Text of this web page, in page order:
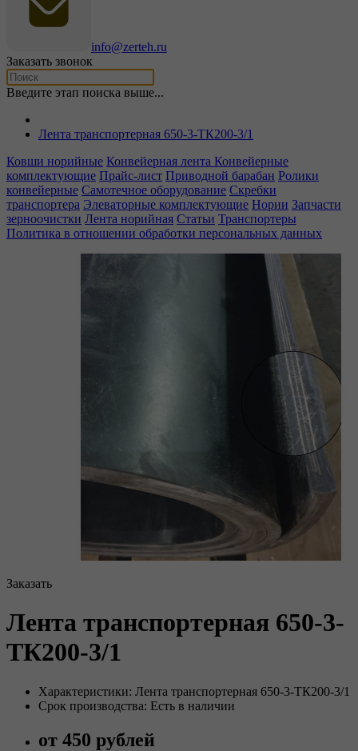
info@zerteh.ru
Заказать звонок
Введите этап поиска выше...
Лента транспортерная 650-3-ТК200-3/1
Ковши норийные Конвейерная лента Конвейерные
комплектующие Прайс-лист Приводной барабан Ролики
конвейерные Самотечное оборудование Скребки
транспортера Элеваторные комплектующие Нории Запчасти
зерноочистки Лента норийная Статьи Транспортеры
Политика в отношении обработки персональных данных
Заказать
Лента транспортерная 650-3-
ТК200-3/1
Характеристики: Лента транспортерная 650-3-ТК200-3/1
Срок производства: Есть в наличии
от 450 рублей